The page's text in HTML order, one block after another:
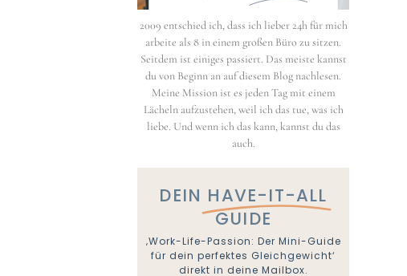
2009 entschied ich, dass ich lieber 24h für mich
arbeite als 8 in einem großen Büro zu sitzen.
Seitdem ist einiges passiert. Das meiste kannst
du von Beginn an auf diesem Blog nachlesen.
Meine Mission ist es jeden Tag mit einem
Lächeln aufzustehen, weil ich das tue, was ich
liebe. Und wenn ich das kann, kannst du das
auch.
DEIN HAVE-IT-ALL
GUIDE
‚Work-Life-Passion: Der Mini-Guide
für dein perfektes Gleichgewicht‘
direkt in deine Mailbox.